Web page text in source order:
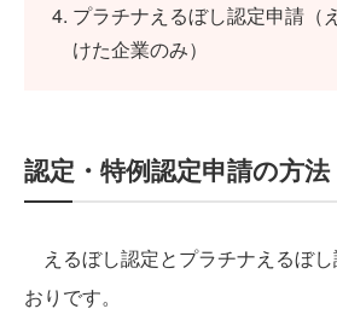
プラチナえるぼし認定申請（
けた企業のみ）
認定・特例認定申請の方法
えるぼし認定とプラチナえるぼ
おりです。